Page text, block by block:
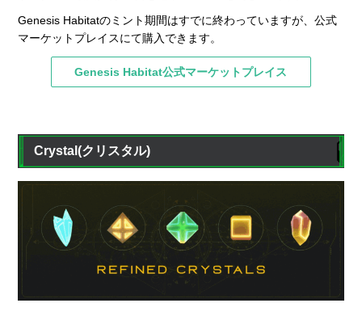
Genesis Habitatのミント期間はすでに終わっていますが、公式
マーケットプレイスにて購入できます。
Genesis Habitat公式マーケットプレイス
Crystal(クリスタル)